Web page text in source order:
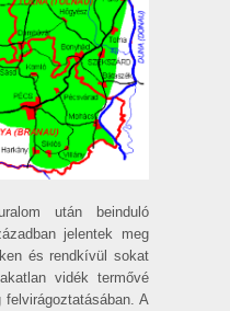
után beinduló
jelentek meg
és rendkívül sokat
vidék termővé
A